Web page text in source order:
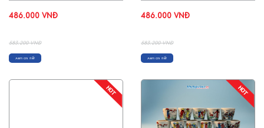
KLPM01-1
486.000 VNĐ
583.200 VNĐ
Xem chi tiết
486.000 VNĐ
583.200 VNĐ
Xem chi tiết